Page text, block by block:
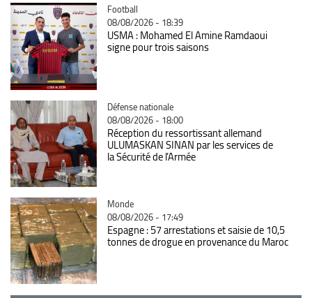
Catégorie
Football
08/08/2026 - 18:39
USMA : Mohamed El Amine Ramdaoui
signe pour trois saisons
Catégorie
Défense nationale
08/08/2026 - 18:00
Réception du ressortissant allemand
ULUMASKAN SINAN par les services de
la Sécurité de l’Armée
Catégorie
Monde
08/08/2026 - 17:49
Espagne : 57 arrestations et saisie de 10,5
tonnes de drogue en provenance du Maroc